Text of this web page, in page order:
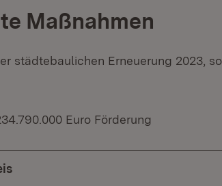
Maßnahmen
städtebaulichen Erneuerung 2023,
Euro Förderung